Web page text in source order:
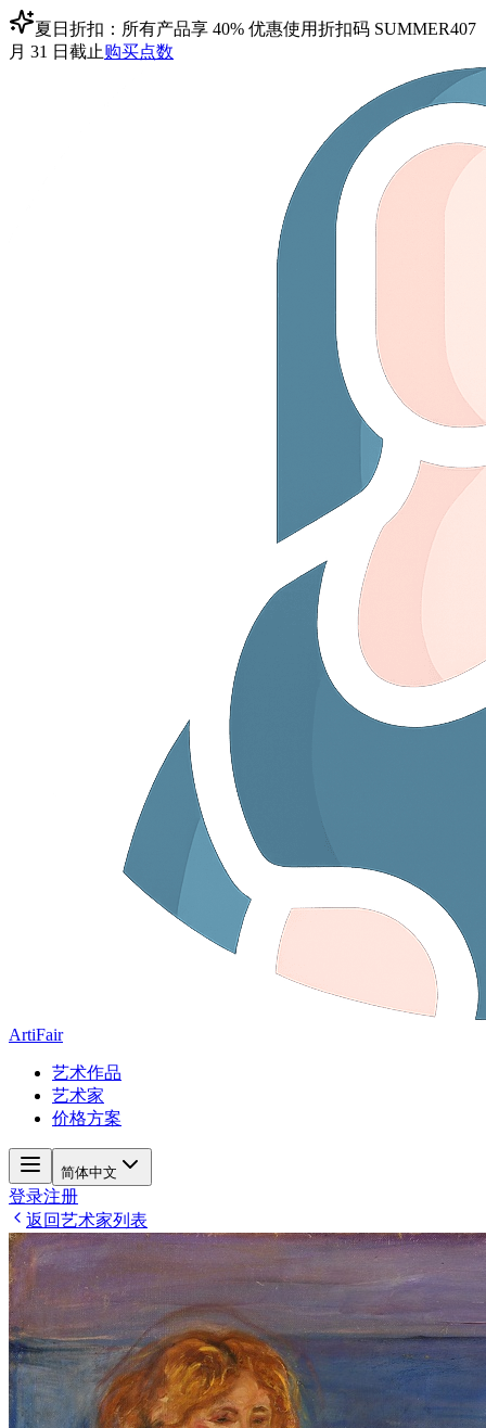
夏日折扣：所有产品享 40% 优惠使用折扣码 SUMMER407
月 31 日截止购买点数
ArtiFair
艺术作品
艺术家
价格方案
简体中文
登录注册
返回艺术家列表